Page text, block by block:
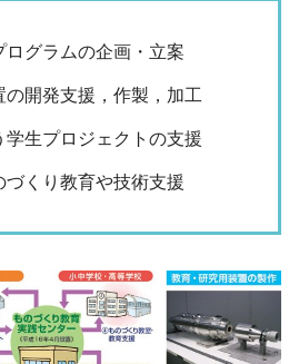
ログラムの企画・立案
開発支援，作製，加工
学生プロジェクトの支援
くり教育や技術支援